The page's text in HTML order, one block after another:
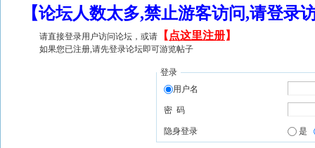
【论坛人数太多,禁止游客访问,请登
请直接登录用户访问论坛，或请 【 点这里注册】
如果您已注册,请先登录论坛即可游览帖子
登录
用户名
密 码
隐身登录 是